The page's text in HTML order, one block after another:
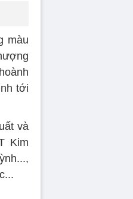
màu
tới
và
Kim